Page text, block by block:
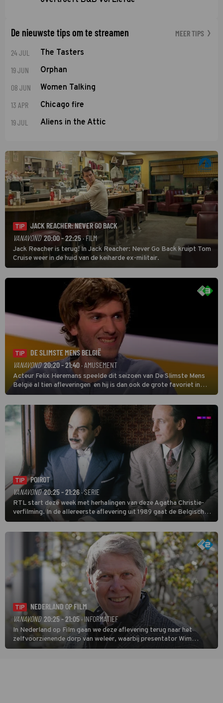
De nieuwste tips om te streamen MEER TIPS
24 JUL The Tasters
19 JUN Orphan
08 JUN Women Talking
13 APR Chicago fire
19 JUL Aliens in the Attic
TIP
JACK REACHER: NEVER GO BACK
VANAVOND 20:00 - 22:25 · FILM
Jack Reacher is terug! In Jack Reacher: Never Go Back kruipt Tom
Cruise weer in de huid van de keiharde ex-militair.
TIP
DE SLIMSTE MENS BELGIË
VANAVOND 20:20 - 21:40· AMUSEMENT
Acteur Felix Heremans speelde dit seizoen van De Slimste Mens
België al tien afleveringen en hij is dan ook de grote favoriet in
deze seizoensfinale. En er is Nederlandse inbreng, want komiek
Soundos El Ahmadi neemt plaats aan de jurytafel.
TIP
POIROT
VANAVOND 20:25 - 21:26 · SERIE
RTL start deze week met herhalingen van deze Agatha Christie-
verfilming. In de allereerste aflevering uit 1989 gaat de Belgische
speurder op zoek naar een vermiste kok. Poirot raakt al snel
verwikkeld in een moordzaak. (HH)
TIP
NEDERLAND OP FILM
VANAVOND 20:25 - 21:05· INFORMATIEF
In Nederland op Film gaan we deze aflevering terug naar het
zelfvoorzienende dorp van weleer, waarbij presentator Wim
Daniëls de kijkers meeneemt op reis door de tijd aan de hand van